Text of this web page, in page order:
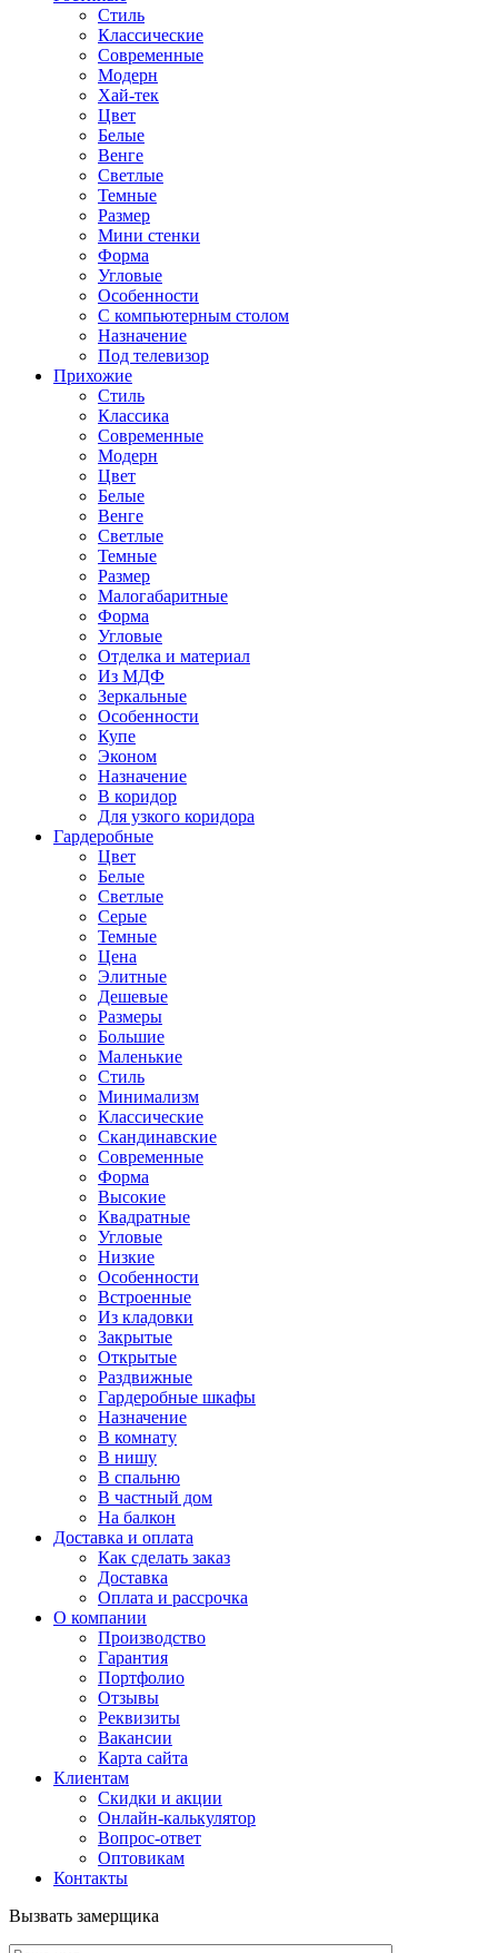
Стиль
Классические
Современные
Модерн
Хай-тек
Цвет
Белые
Венге
Светлые
Темные
Размер
Мини стенки
Форма
Угловые
Особенности
С компьютерным столом
Назначение
Под телевизор
Прихожие
Стиль
Классика
Современные
Модерн
Цвет
Белые
Венге
Светлые
Темные
Размер
Малогабаритные
Форма
Угловые
Отделка и материал
Из МДФ
Зеркальные
Особенности
Купе
Эконом
Назначение
В коридор
Для узкого коридора
Гардеробные
Цвет
Белые
Светлые
Серые
Темные
Цена
Элитные
Дешевые
Размеры
Большие
Маленькие
Стиль
Минимализм
Классические
Скандинавские
Современные
Форма
Высокие
Квадратные
Угловые
Низкие
Особенности
Встроенные
Из кладовки
Закрытые
Открытые
Раздвижные
Гардеробные шкафы
Назначение
В комнату
В нишу
В спальню
В частный дом
На балкон
Доставка и оплата
Как сделать заказ
Доставка
Оплата и рассрочка
О компании
Производство
Гарантия
Портфолио
Отзывы
Реквизиты
Вакансии
Карта сайта
Клиентам
Скидки и акции
Онлайн-калькулятор
Вопрос-ответ
Оптовикам
Контакты
Вызвать замерщика